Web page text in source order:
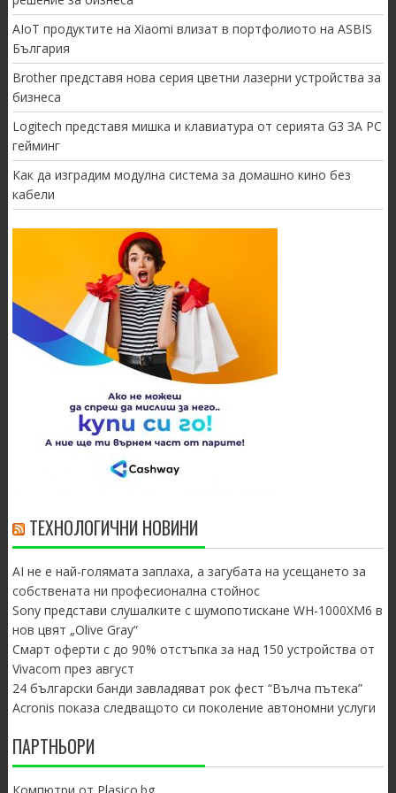
AIoT продуктите на Xiaomi влизат в портфолиото на ASBIS
България
Brother представя нова серия цветни лазерни устройства за
бизнеса
Logitech представя мишка и клавиатура от серията G3 ЗА PC
гейминг
Как да изградим модулна система за домашно кино без
кабели
ТЕХНОЛОГИЧНИ НОВИНИ
AI не е най-голямата заплаха, а загубата на усещането за
собствената ни професионална стойнос
Sony представи слушалките с шумопотискане WH-1000XM6 в
нов цвят „Olive Gray“
Смарт оферти с до 90% отстъпка за над 150 устройства от
Vivacom през август
24 български банди завладяват рок фест “Вълча пътека”
Acronis показа следващото си поколение автономни услуги
ПАРТНЬОРИ